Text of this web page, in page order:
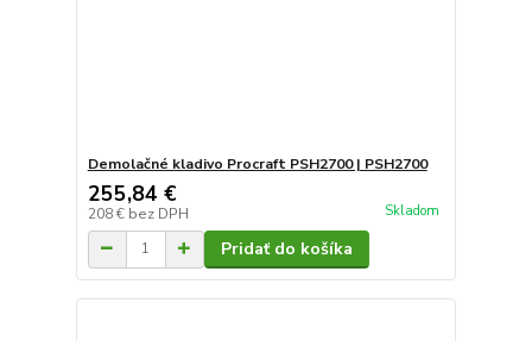
Demolačné kladivo Procraft PSH2700 | PSH2700
255,84 €
208 € bez DPH Skladom
Pridať do košíka